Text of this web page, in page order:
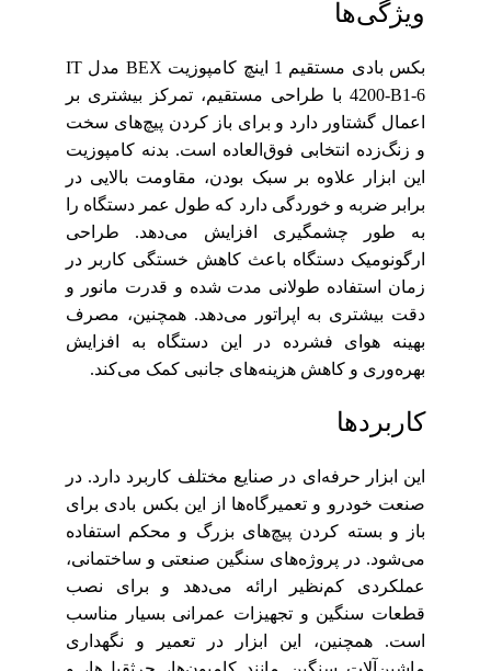
ویژگی‌ها
بکس بادی مستقیم 1 اینچ کامپوزیت BEX مدل IT
4200-B1-6 با طراحی مستقیم، تمرکز بیشتری بر
اعمال گشتاور دارد و برای باز کردن پیچ‌های سخت
و زنگ‌زده انتخابی فوق‌العاده است. بدنه کامپوزیت
این ابزار علاوه بر سبک بودن، مقاومت بالایی در
برابر ضربه و خوردگی دارد که طول عمر دستگاه را
به طور چشمگیری افزایش می‌دهد. طراحی
ارگونومیک دستگاه باعث کاهش خستگی کاربر در
زمان استفاده طولانی مدت شده و قدرت مانور و
دقت بیشتری به اپراتور می‌دهد. همچنین، مصرف
بهینه هوای فشرده در این دستگاه به افزایش
بهره‌وری و کاهش هزینه‌های جانبی کمک می‌کند.
کاربردها
این ابزار حرفه‌ای در صنایع مختلف کاربرد دارد. در
صنعت خودرو و تعمیرگاه‌ها از این بکس بادی برای
باز و بسته کردن پیچ‌های بزرگ و محکم استفاده
می‌شود. در پروژه‌های سنگین صنعتی و ساختمانی،
عملکردی کم‌نظیر ارائه می‌دهد و برای نصب
قطعات سنگین و تجهیزات عمرانی بسیار مناسب
است. همچنین، این ابزار در تعمیر و نگهداری